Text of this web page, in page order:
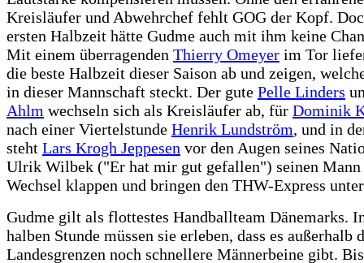
Kreisläufer und Abwehrchef fehlt GOG der Kopf.
ersten Halbzeit hätte Gudme auch mit ihm keine
Mit einem überragenden Thierry Omeyer im Tor
die beste Halbzeit dieser Saison ab und zeigen,
in dieser Mannschaft steckt. Der gute Pelle Linders
Ahlm wechseln sich als Kreisläufer ab, für Dominik
nach einer Viertelstunde Henrik Lundström, und in
steht Lars Krogh Jeppesen vor den Augen seines
Ulrik Wilbek ("Er hat mir gut gefallen") seinen Mann
Wechsel klappen und bringen den THW-Express
Gudme gilt als flottestes Handballteam Dänemarks.
halben Stunde müssen sie erleben, dass es außerhalb
Landesgrenzen noch schnellere Männerbeine gibt.